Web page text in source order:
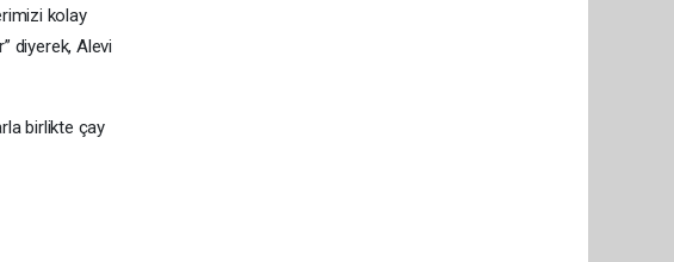
kolay
diyerek, Alevi
birlikte çay